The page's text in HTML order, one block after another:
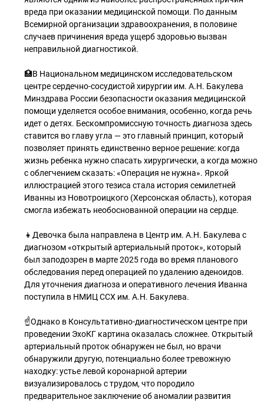
вреда при оказании медицинской помощи. По данным
Всемирной организации здравоохранения, в половине
случаев причинения вреда ущерб здоровью вызван
неправильной диагностикой.
🏥В Национальном медицинском исследовательском
центре сердечно-сосудистой хирургии им. А.Н. Бакулева
Минздрава России безопасности оказания медицинской
помощи уделяется особое внимания, особенно, когда речь
идет о детях. Бескомпромиссную точность диагноза здесь
ставится во главу угла — это главный принцип, который
позволяет принять единственно верное решение: когда
жизнь ребенка нужно спасать хирургически, а когда можно
с облегчением сказать: «Операция не нужна». Яркой
иллюстрацией этого тезиса стала история семилетней
Иванны из Новотроицкого (Херсонская область), которая
смогла избежать необоснованной операции на сердце.
👧Девочка была направлена в Центр им. А.Н. Бакулева с
диагнозом «открытый артериальный проток», который
был заподозрен в марте 2025 года во время планового
обследования перед операцией по удалению аденоидов.
Для уточнения диагноза и оперативного лечения Иванна
поступила в НМИЦ ССХ им. А.Н. Бакулева.
☝Однако в Консультативно-диагностическом центре при
проведении ЭхоКГ картина оказалась сложнее. Открытый
артериальный проток обнаружен не был, но врачи
обнаружили другую, потенциально более тревожную
находку: устье левой коронарной артерии
визуализировалось с трудом, что породило
предварительное заключение об аномалии развития